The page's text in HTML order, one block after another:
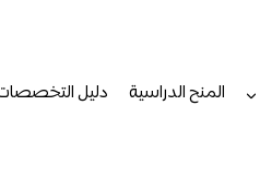
المنح الدراسية دليل